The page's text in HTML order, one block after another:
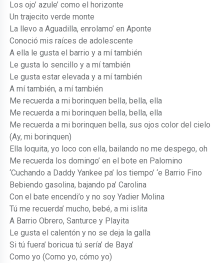
Los ojo’ azule’ como el horizonte
Un trajecito verde monte
La llevo a Aguadilla, enrolamo’ en Aponte
Conoció mis raíces de adolescente
A ella le gusta el barrio y a mí también
Le gusta lo sencillo y a mí también
Le gusta estar elevada y a mí también
A mí también, a mí también
Me recuerda a mi borinquen bella, bella, ella
Me recuerda a mi borinquen bella, bella, ella
Me recuerda a mi borinquen bella, sus ojos color del cielo
(Ay, mi borinquen)
Ella loquita, yo loco con ella, bailando no me despego, oh
Me recuerda los domingo’ en el bote en Palomino
‘Cuchando a Daddy Yankee pa’ los tiempo’ ‘e Barrio Fino
Bebiendo gasolina, bajando pa’ Carolina
Con el bate encendi’o y no soy Yadier Molina
Tú me recuerda’ mucho, bebé, a mi islita
A Barrio Obrero, Santurce y Playita
Le gusta el calentón y no se deja la galla
Si tú fuera’ boricua tú sería’ de Baya’
Como yo (Como yo, cómo yo)